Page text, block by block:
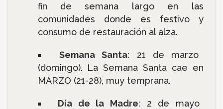
fin de semana largo en las
comunidades donde es festivo y
consumo de restauración al alza.
Semana Santa: 21 de marzo
(domingo). La Semana Santa cae en
MARZO (21-28), muy temprana.
Día de la Madre: 2 de mayo